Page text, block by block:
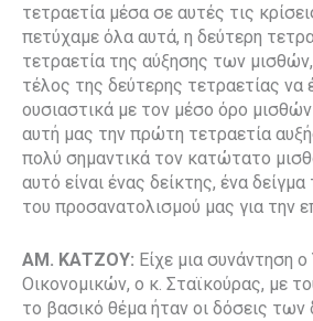
τετραετία μέσα σε αυτές τις
πετύχαμε όλα αυτά, η δεύτερη
τετραετία της αύξησης των
τέλος της δεύτερης τετραετίας να
ουσιαστικά με τον μέσο όρο
αυτή μας την πρώτη τετραετία
πολύ σημαντικά τον κατώτατο
αυτό είναι ένας δείκτης, ένα
του προσανατολισμού μας για την
ΑΜ. ΚΑΤΖΟΥ: Είχε μια συνάντηση
Οικονομικών, ο κ. Σταϊκούρας, με
το βασικό θέμα ήταν οι δόσεις